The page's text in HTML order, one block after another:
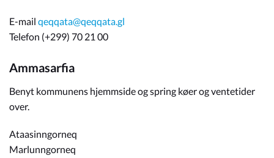
E-mail qeqqata@qeqqata.gl
Telefon (+299) 70 21 00
Ammasarfia
Benyt kommunens hjemmside og spring køer og ventetider
over.
Ataasinngorneq
Marlunngorneq